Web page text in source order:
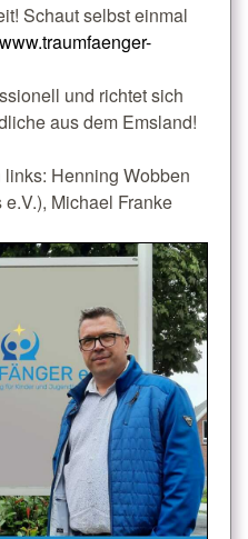
Schaut selbst einmal
www.traumfaenger-
und richtet sich
aus dem Emsland!
Henning Wobben
Michael Franke